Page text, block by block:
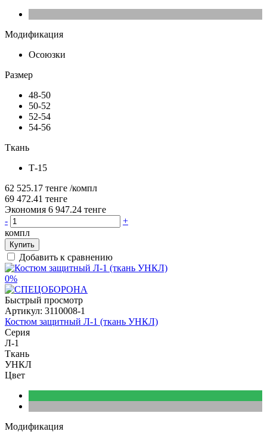
Модификация
Осоюзки
Размер
48-50
50-52
52-54
54-56
Ткань
Т-15
62 525.17 тенге /компл
69 472.41 тенге
Экономия 6 947.24 тенге
-
+
компл
Купить
Добавить к сравнению
0%
Быстрый просмотр
Артикул: 3110008-1
Костюм защитный Л-1 (ткань УНКЛ)
Серия
Л-1
Ткань
УНКЛ
Цвет
Модификация